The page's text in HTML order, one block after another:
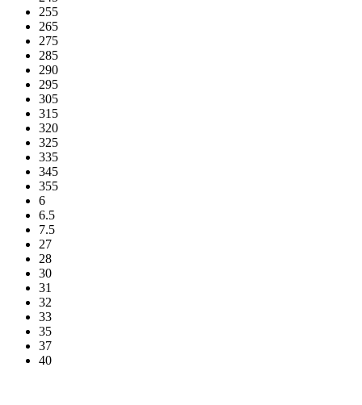
255
265
275
285
290
295
305
315
320
325
335
345
355
6
6.5
7.5
27
28
30
31
32
33
35
37
40